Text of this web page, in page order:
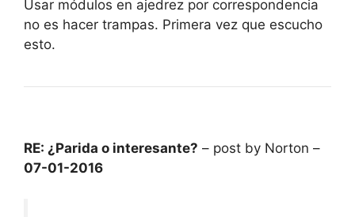
Usar módulos en ajedrez por correspondencia
no es hacer trampas. Primera vez que escucho
esto.
RE: ¿Parida o interesante? – post by Norton –
07-01-2016